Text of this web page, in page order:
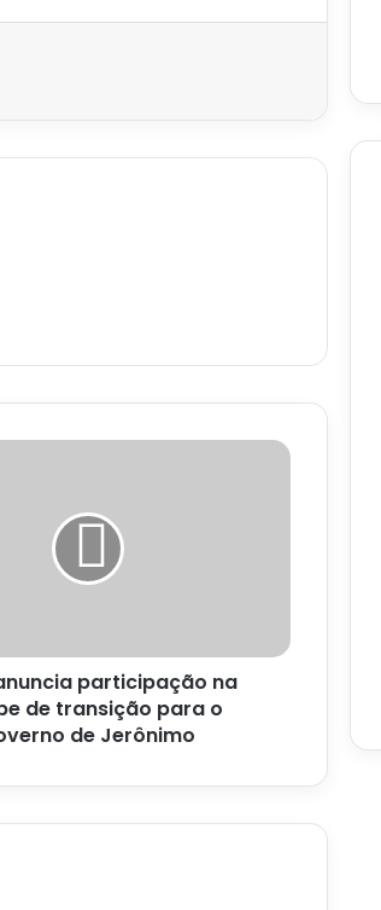
participação na
de transição para o
de Jerônimo